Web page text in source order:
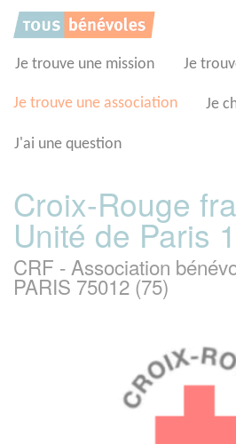
Je trouve une mission Je
Je trouve une association Je
J'ai une question
Croix-Rouge
Unité de Paris
CRF - Association
PARIS 75012 (75)
Panneau de gestion des cookies